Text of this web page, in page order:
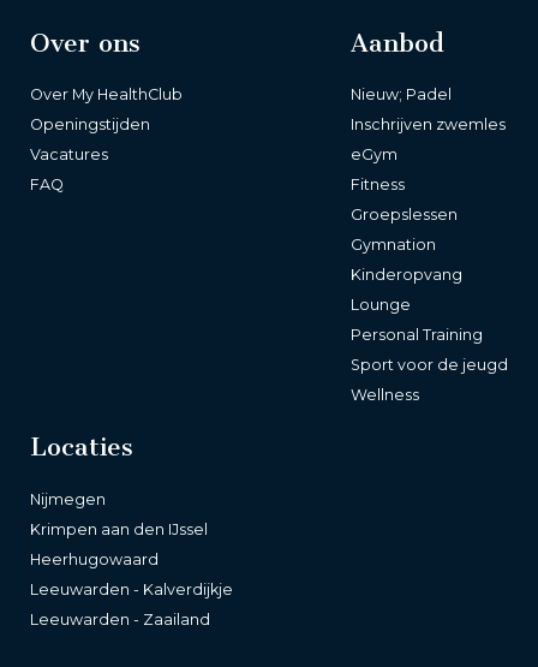
Over ons
Over My HealthClub
Openingstijden
Vacatures
FAQ
Aanbod
Nieuw; Padel
Inschrijven zwemles
eGym
Fitness
Groepslessen
Gymnation
Kinderopvang
Lounge
Personal Training
Sport voor de jeugd
Wellness
Locaties
Nijmegen
Krimpen aan den IJssel
Heerhugowaard
Leeuwarden - Kalverdijkje
Leeuwarden - Zaailand